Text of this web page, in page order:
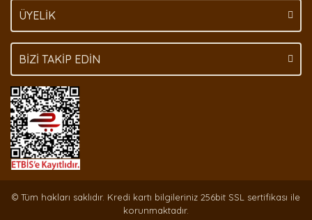
ÜYELİK
BİZİ TAKİP EDİN
© Tüm hakları saklıdır. Kredi kartı bilgileriniz 256bit SSL sertifikası ile
korunmaktadır.